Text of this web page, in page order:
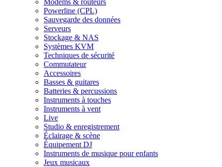
Modems & routeurs
Powerline (CPL)
Sauvegarde des données
Serveurs
Stockage & NAS
Systèmes KVM
Techniques de sécurité
Commutateur
Accessoires
Basses & guitares
Batteries & percussions
Instruments à touches
Instruments à vent
Live
Studio & enregistrement
Éclairage & scène
Équipement DJ
Instruments de musique pour enfants
Jeux musicaux